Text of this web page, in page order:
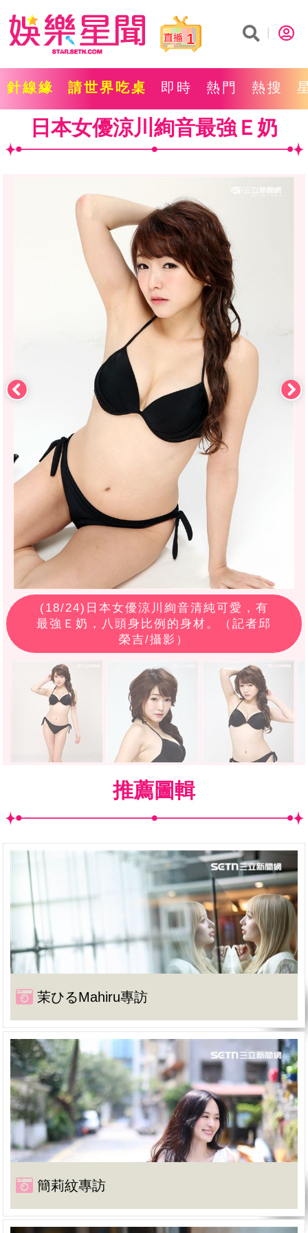
1
針線緣 請世界吃桌 即時 熱門 熱搜
日本女優涼川絢音最強Ｅ奶
(18/24)日本女優涼川絢音清純可愛，有
最強Ｅ奶，八頭身比例的身材。（記者邱
榮吉/攝影）
推薦圖輯
茉ひるMahiru專訪
簡莉紋專訪